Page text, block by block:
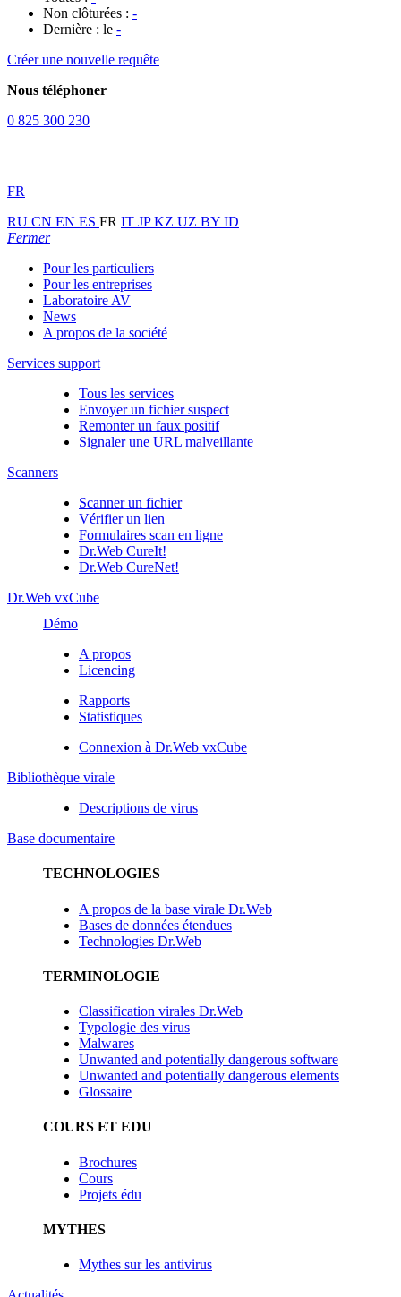
Non clôturées : -
Dernière : le -
Créer une nouvelle requête
Nous téléphoner
0 825 300 230
FR
RU CN EN ES FR IT JPKZ UZ BY ID
Fermer
Pour les particuliers
Pour les entreprises
Laboratoire AV
News
A propos de la société
Services support
Tous les services
Envoyer un fichier suspect
Remonter un faux positif
Signaler une URL malveillante
Scanners
Scanner un fichier
Vérifier un lien
Formulaires scan en ligne
Dr.Web CureIt!
Dr.Web CureNet!
Dr.Web vxCube
Démo
A propos
Licencing
Rapports
Statistiques
Connexion à Dr.Web vxCube
Bibliothèque virale
Descriptions de virus
Base documentaire
TECHNOLOGIES
A propos de la base virale Dr.Web
Bases de données étendues
Technologies Dr.Web
TERMINOLOGIE
Classification virales Dr.Web
Typologie des virus
Malwares
Unwanted and potentially dangerous software
Unwanted and potentially dangerous elements
Glossaire
COURS ET EDU
Brochures
Cours
Projets édu
MYTHES
Mythes sur les antivirus